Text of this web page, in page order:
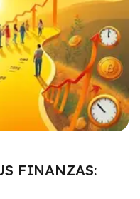
FINANZAS: